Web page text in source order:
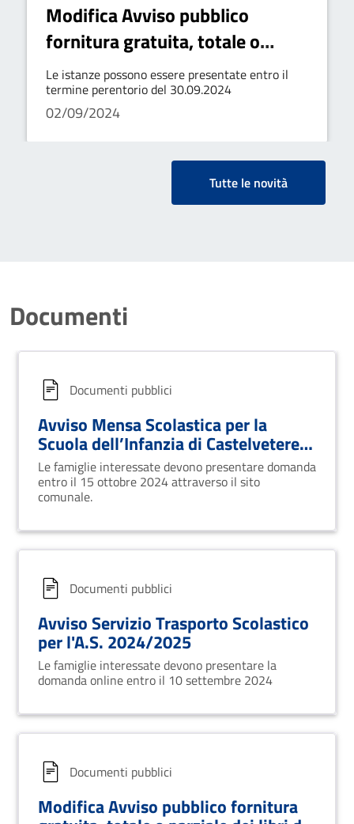
Modifica Avviso pubblico
fornitura gratuita, totale o
parziale dei libri di testo per gli
alunni della scuola secondaria di
I° grado - anno scolastico
Le istanze possono essere presentate entro il
termine perentorio del 30.09.2024
02/09/2024
Tutte le novità
Documenti
Documenti pubblici
Avviso Mensa Scolastica per la
Scuola dell’Infanzia di Castelvetere
sul Calore - Anno 2024/2025
Le famiglie interessate devono presentare domanda
entro il 15 ottobre 2024 attraverso il sito
comunale.
Documenti pubblici
Avviso Servizio Trasporto Scolastico
per l'A.S. 2024/2025
Le famiglie interessate devono presentare la
domanda online entro il 10 settembre 2024
Documenti pubblici
Modifica Avviso pubblico fornitura